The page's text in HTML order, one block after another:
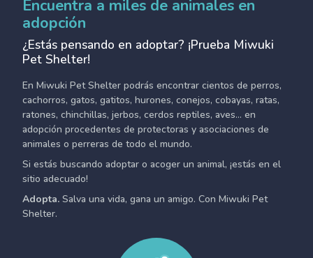
Encuentra a miles de animales en
adopción
¿Estás pensando en adoptar? ¡Prueba Miwuki
Pet Shelter!
En Miwuki Pet Shelter podrás encontrar cientos de perros,
cachorros, gatos, gatitos, hurones, conejos, cobayas, ratas,
ratones, chinchillas, jerbos, cerdos reptiles, aves... en
adopción procedentes de protectoras y asociaciones de
animales o perreras de todo el mundo.
Si estás buscando adoptar o acoger un animal, ¡estás en el
sitio adecuado!
Adopta. Salva una vida, gana un amigo. Con Miwuki Pet
Shelter.